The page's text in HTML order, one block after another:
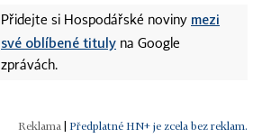
Přidejte si Hospodářské noviny mezi
své oblíbené tituly na Google
zprávách.
Předplatné HN+ je zcela bez reklam.